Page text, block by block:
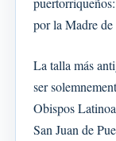
por la Madre
La talla más
ser
Obispos
San Juan de